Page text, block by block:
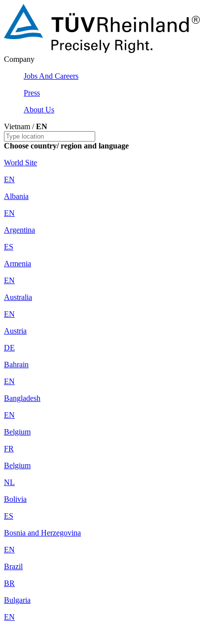
Company
Jobs And Careers
Press
About Us
Vietnam /EN
Choose country/ region and language
World Site
EN
Albania
EN
Argentina
ES
Armenia
EN
Australia
EN
Austria
DE
Bahrain
EN
Bangladesh
EN
Belgium
FR
Belgium
NL
Bolivia
ES
Bosnia and Herzegovina
EN
Brazil
BR
Bulgaria
EN